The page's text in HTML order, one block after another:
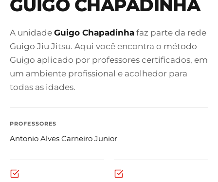
GUIGO CHAPADINHA
A unidade Guigo Chapadinha faz parte da rede
Guigo Jiu Jitsu. Aqui você encontra o método
Guigo aplicado por professores certificados, em
um ambiente profissional e acolhedor para
todas as idades.
PROFESSORES
Antonio Alves Carneiro Junior